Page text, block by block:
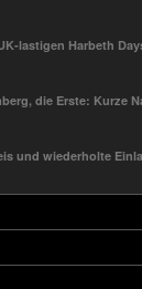
lastigen Harbeth
die Erste: Kurze
und wiederholte